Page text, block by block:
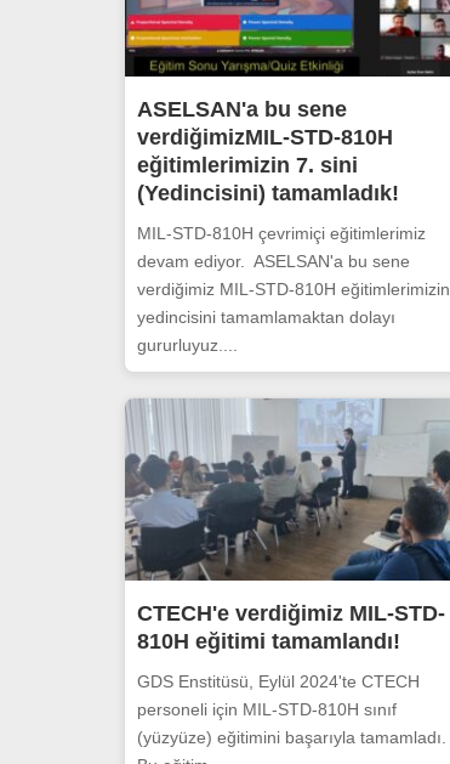
ASELSAN'a bu sene
verdiğimizMIL-STD-810H
eğitimlerimizin 7. sini
(Yedincisini) tamamladık!
MIL-STD-810H çevrimiçi eğitimlerimiz
devam ediyor. ASELSAN'a bu sene
verdiğimiz MIL-STD-810H eğitimlerimizin
yedincisini tamamlamaktan dolayı
gururluyuz....
CTECH'e verdiğimiz MIL-STD-
810H eğitimi tamamlandı!
GDS Enstitüsü, Eylül 2024'te CTECH
personeli için MIL-STD-810H sınıf
(yüzyüze) eğitimini başarıyla tamamladı.